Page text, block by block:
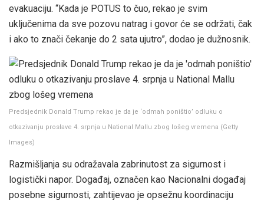
evakuaciju. “Kada je POTUS to čuo, rekao je svim
uključenima da sve pozovu natrag i govor će se održati, čak
i ako to znači čekanje do 2 sata ujutro”, dodao je dužnosnik.
Predsjednik Donald Trump rekao je da je ‘odmah poništio’ odluku o
otkazivanju proslave 4. srpnja u National Mallu zbog lošeg vremena (Getty
Images)
Razmišljanja su odražavala zabrinutost za sigurnost i
logistički napor. Događaj, označen kao Nacionalni događaj
posebne sigurnosti, zahtijevao je opsežnu koordinaciju